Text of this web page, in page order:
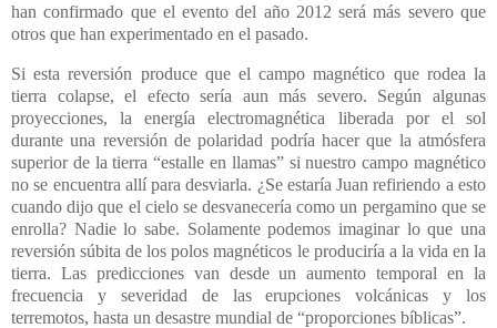
han confirmado que el evento del año 2012 será más severo que
otros que han experimentado en el pasado.
Si esta reversión produce que el campo magnético que rodea la
tierra colapse, el efecto sería aun más severo. Según algunas
proyecciones, la energía electromagnética liberada por el sol
durante una reversión de polaridad podría hacer que la atmósfera
superior de la tierra “estalle en llamas” si nuestro campo magnético
no se encuentra allí para desviarla. ¿Se estaría Juan refiriendo a esto
cuando dijo que el cielo se desvanecería como un pergamino que se
enrolla? Nadie lo sabe. Solamente podemos imaginar lo que una
reversión súbita de los polos magnéticos le produciría a la vida en la
tierra. Las predicciones van desde un aumento temporal en la
frecuencia y severidad de las erupciones volcánicas y los
terremotos, hasta un desastre mundial de “proporciones bíblicas”.